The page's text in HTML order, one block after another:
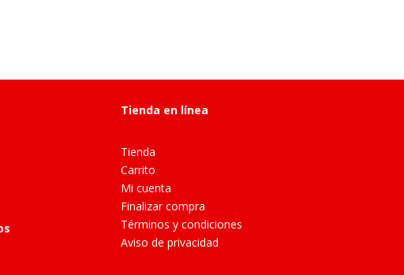
Tienda en línea
Tienda
Carrito
Mi cuenta
Finalizar compra
Términos y condiciones
Aviso de privacidad